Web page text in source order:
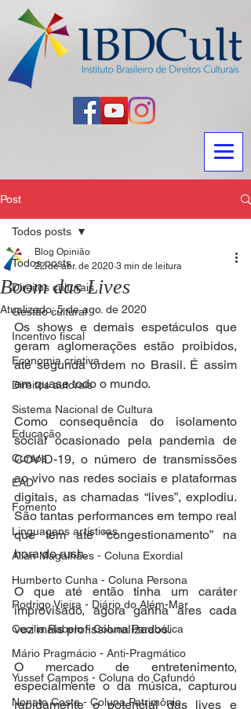
Post
Todos posts
Direitos culturais
Gestão cultural
Incentivo fiscal
Economia criativa
Direitos autorais
Sistema Nacional de Cultura
Educação
Cursos
EAD
Fomento
Linguagens artísticas
Allan Magalhães - Coluna Exordial
Humberto Cunha - Coluna Persona
Rodrigo Vieira - Diário do Além-Mar
Cecilia Rabelo - Coluna Parabólica
Mário Pragmácio - Anti-Pragmático
Yussef Campos - Coluna do Cafundó
Nonato Costa - Coluna Patrimônio
Todos posts
Boom das Lives
Blog Opinião
22 de abr. de 2020 3 min de leitura
Atualizado:5 de ago. de 2020
Os shows e demais espetáculos que
geram aglomerações estão proibidos,
até segunda ordem no Brasil. É assim
em quase todo o mundo.
Como consequência do isolamento
social ocasionado pela pandemia de
COVID-19, o número de transmissões
ao vivo nas redes sociais e plataformas
digitais, as chamadas “lives”, explodiu.
São tantas performances em tempo real
que tem até “congestionamento” na
hora do rush.
O que até então tinha um caráter
improvisado, agora ganha ares cada
vez mais profissionalizados.
O mercado de entretenimento,
especialmente o da música, capturou
rapidamente o potencial das lives e